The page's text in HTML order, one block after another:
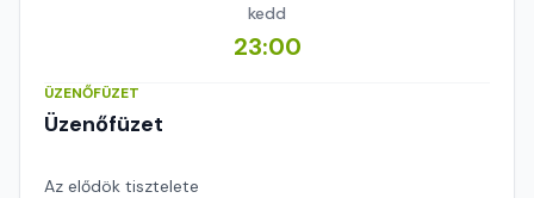
kedd
23:00
ÜZENŐFÜZET
Üzenőfüzet
Az elődök tisztelete